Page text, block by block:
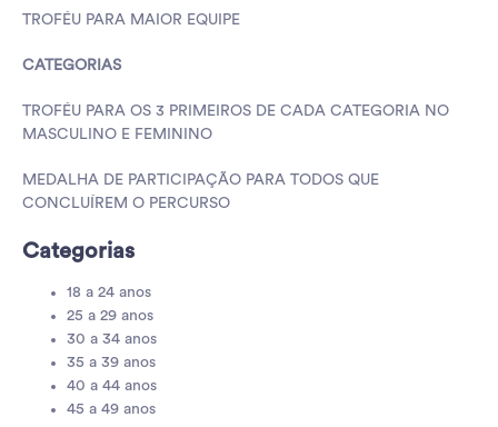
TROFÉU PARA MAIOR EQUIPE
CATEGORIAS
TROFÉU PARA OS 3 PRIMEIROS DE CADA CATEGORIA NO
MASCULINO E FEMININO
MEDALHA DE PARTICIPAÇÃO PARA TODOS QUE
CONCLUÍREM O PERCURSO
Categorias
18 a 24 anos
25 a 29 anos
30 a 34 anos
35 a 39 anos
40 a 44 anos
45 a 49 anos